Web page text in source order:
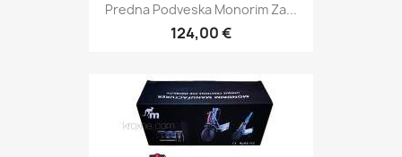
Predna Podveska Monorim Za...
124,00 €